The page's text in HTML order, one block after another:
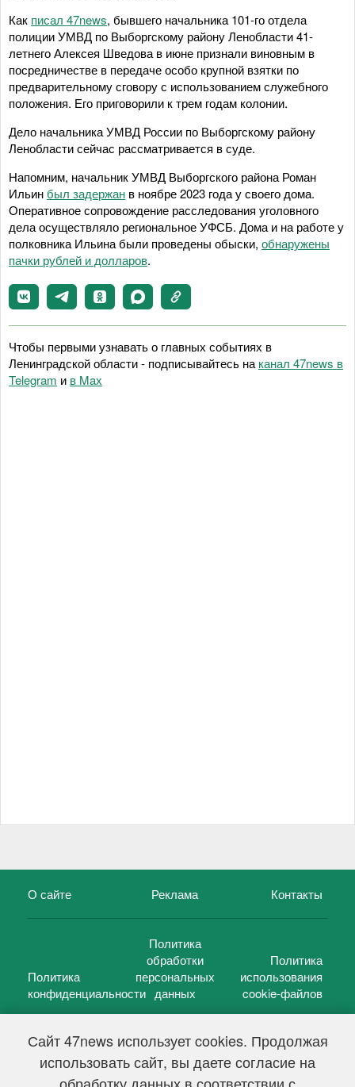
Сайт 47news использует cookies. Продолжая
использовать сайт, вы даете согласие на
Как писал 47news, бывшего начальника 101-го отдела
полиции УМВД по Выборгскому району Ленобласти 41-
летнего Алексея Шведова в июне признали виновным в
посредничестве в передаче особо крупной взятки по
предварительному сговору с использованием служебного
положения. Его приговорили к трем годам колонии.
Дело начальника УМВД России по Выборгскому району
Ленобласти сейчас рассматривается в суде.
Напомним, начальник УМВД Выборгского района Роман
Ильинбыл задержан в ноябре 2023 года у своего дома.
Оперативное сопровождение расследования уголовного
дела осуществляло региональное УФСБ. Дома и на работе у
полковника Ильина были проведены обыски, обнаружены
пачки рублей и долларов.
Чтобы первыми узнавать о главных событиях в
Ленинградской области - подписывайтесь на канал 47news в
Telegram и в Maх
О сайте Реклама Контакты
Политика
конфиденциальности
Политика
обработки
персональных
данных
Политика
использования
cookie-файлов
47 новостей (47 news)2005 — 2026 г.